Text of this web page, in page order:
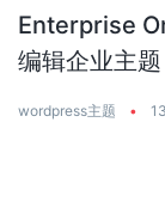
Enterprise
编辑企业主
wordpress主题 •